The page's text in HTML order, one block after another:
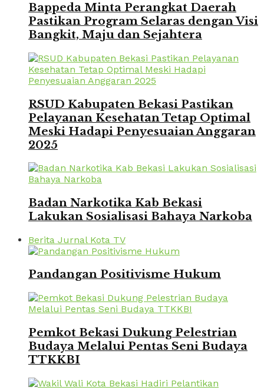
Bappeda Minta Perangkat Daerah
Pastikan Program Selaras dengan Visi
Bangkit, Maju dan Sejahtera
RSUD Kabupaten Bekasi Pastikan
Pelayanan Kesehatan Tetap Optimal
Meski Hadapi Penyesuaian Anggaran
2025
Badan Narkotika Kab Bekasi
Lakukan Sosialisasi Bahaya Narkoba
Berita Jurnal Kota TV
Pandangan Positivisme Hukum
Pemkot Bekasi Dukung Pelestrian
Budaya Melalui Pentas Seni Budaya
TTKKBI